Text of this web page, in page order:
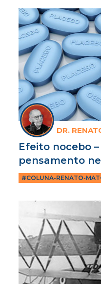
DR.
Efeito nocebo
pensamento
#COLUNA-RENATO-